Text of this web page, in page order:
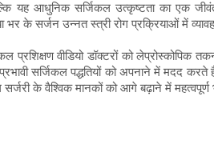
यह आधुनिक सर्जिकल उत्कृष्टता का एक
भर के सर्जन उन्नत स्त्री रोग प्रक्रियाओं में
प्रशिक्षण वीडियो डॉक्टरों को
सर्जिकल पद्धतियों को अपनाने में मदद करते
सर्जरी के वैश्विक मानकों को आगे बढ़ाने में महत्वपूर्ण